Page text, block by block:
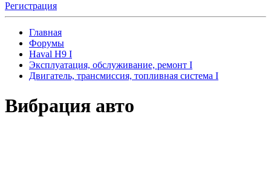
Регистрация
Главная
Форумы
Haval H9 I
Эксплуатация, обслуживание, ремонт I
Двигатель, трансмиссия, топливная система I
Вибрация авто